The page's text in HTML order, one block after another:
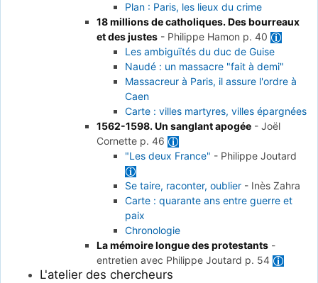
Plan : Paris, les lieux du crime
18 millions de catholiques. Des bourreaux
et des justes - Philippe Hamon p. 40
Les ambiguïtés du duc de Guise
Naudé : un massacre "fait à demi"
Massacreur à Paris, il assure l'ordre à
Caen
Carte : villes martyres, villes épargnées
1562-1598. Un sanglant apogée - Joël
Cornette p. 46
"Les deux France" - Philippe Joutard
Se taire, raconter, oublier - Inès Zahra
Carte : quarante ans entre guerre et
paix
Chronologie
La mémoire longue des protestants -
entretien avec Philippe Joutard p. 54
L'atelier des chercheurs